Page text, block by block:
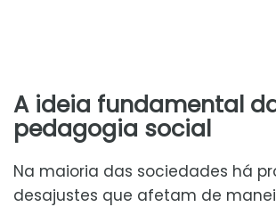
A ideia fundamental
pedagogia social
Na maioria das sociedades há
desajustes que afetam de